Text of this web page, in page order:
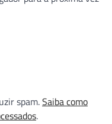
spam.Saiba como
.